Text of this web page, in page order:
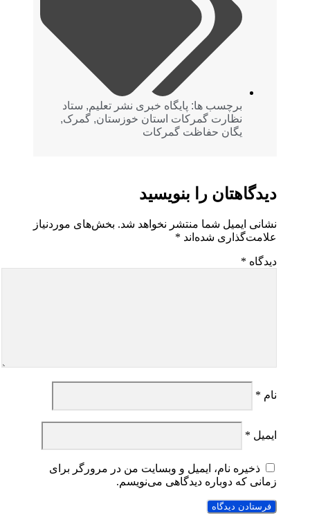
برچسب ها: پايگاه خبری نشر تعلیم, ستاد
نظارت گمرکات استان خوزستان, گمرک,
یگان حفاظت گمرکات
دیدگاهتان را بنویسید
نشانی ایمیل شما منتشر نخواهد شد. بخش‌های موردنیاز
علامت‌گذاری شده‌اند *
دیدگاه *
نام *
ایمیل *
ذخیره نام، ایمیل و وبسایت من در مرورگر برای
زمانی که دوباره دیدگاهی می‌نویسم.